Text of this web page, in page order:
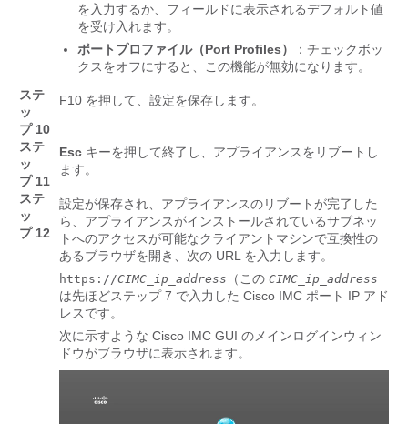
を入力するか、フィールドに表示されるデフォルト値
を受け入れます。
ポートプロファイル（Port Profiles）
：チェックボッ
クスをオフにすると、この機能が無効になります。
ステ
ッ
プ 10
F10 を押して、設定を保存します。
ステ
ッ
プ 11
Esc キーを押して終了し、アプライアンスをリブートし
ます。
ステ
ッ
プ 12
設定が保存され、アプライアンスのリブートが完了した
ら、アプライアンスがインストールされているサブネッ
トへのアクセスが可能なクライアントマシンで互換性の
あるブラウザを開き、次の URL を入力します。
https://CIMC_ip_address （この CIMC_ip_address
は先ほどステップ 7 で入力した Cisco IMC ポート IP アド
レスです。
次に示すような Cisco IMC GUI のメインログインウィン
ドウがブラウザに表示されます。